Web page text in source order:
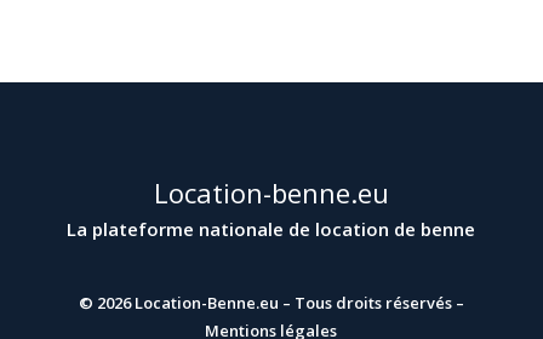
Location-benne.eu
La plateforme nationale de location de benne
© 2026Location-Benne.eu – Tous droits réservés –
Mentions légales